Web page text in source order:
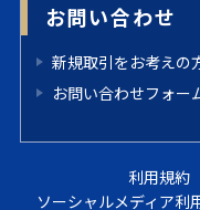
お問い合わせ
新規取引をお考えの
お問い合わせフォー
利用規約
ソーシャルメディア利